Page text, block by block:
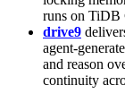
The TiDB Agent
TiDB Cloud
foundation for
an embedded